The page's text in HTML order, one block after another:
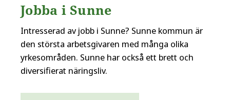
Jobba i Sunne
Intresserad av jobb i Sunne? Sunne kommun är
den största arbetsgivaren med många olika
yrkesområden. Sunne har också ett brett och
diversifierat näringsliv.